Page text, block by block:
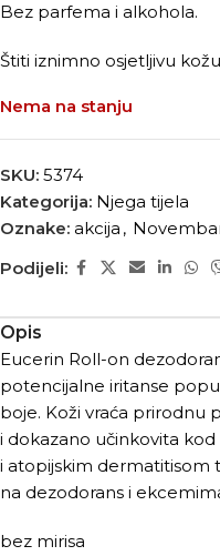
Bez parfema i alkohola.
Štiti iznimno osjetljivu
Nema na stanju
SKU: 5374
Kategorija: Njega tijela
Oznake: akcija ,
Podijeli:
Opis
Eucerin Roll-on
potencijalne iritanse
boje. Koži vraća prirodnu
i dokazano učinkovita
i atopijskim dermatitisom
na dezodorans i
bez mirisa